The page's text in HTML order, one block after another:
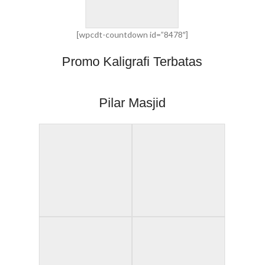
[wpcdt-countdown id=”8478″]
Promo Kaligrafi Terbatas
Pilar Masjid